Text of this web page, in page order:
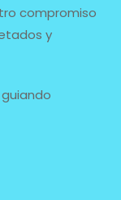
compromiso
y
guiando